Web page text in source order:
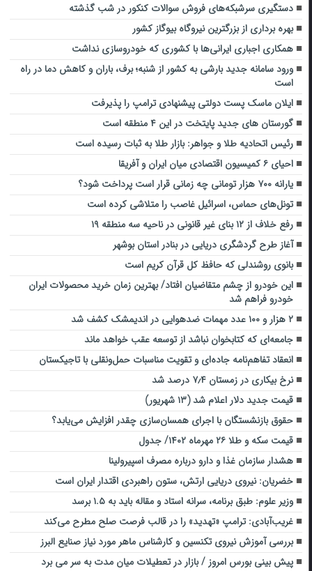
دستگیری سرشبکه‌های فروش سوالات کنکور در شب گذشته
بهره برداری از بزرگترین نیروگاه بیوگاز کشور
همکاری اجباری ایرانی‌ها با کشوری که خودروسازی نداشت
ورود سامانه جدید بارشی به کشور از شنبه؛ برف، باران و کاهش دما در راه
است
ایلان ماسک پست دولتی پیشنهادی ترامپ را پذیرفت
گورستان های جدید پایتخت در این ۴ منطقه است
رئیس اتحادیه طلا و جواهر: بازار طلا به ثبات رسیده است
احیای ۶ کمیسیون اقتصادی میان ایران و آفریقا
یارانه ۷۰۰ هزار تومانی چه زمانی قرار است پرداخت شود؟
تونل‌های حماس، اسرائیل غاصب را متلاشی کرده است
رفع خلاف از ۱۲ بنای غیر قانونی در ناحیه سه منطقه ۱۹
آغاز طرح گردشگری دریایی در بنادر استان بوشهر
بانوی روشندلی که حافظ کل قرآن کریم است
این خودرو از چشم متقاضیان افتاد/ بهترین زمان خرید محصولات ایران
خودرو فراهم شد
۲ هزار و ۱۰۰ عدد مهمات ضدهوایی در اندیمشک کشف شد
جامعه‌ای که کتابخوان نباشد از توسعه عقب خواهد ماند
انعقاد تفاهم‌نامه جاده‌ای و تقویت مناسبات حمل‌ونقلی با تاجیکستان
نرخ بیکاری در زمستان ۷٫۴ درصد شد
قیمت جدید دلار اعلام شد (۱۳ شهریور)
حقوق بازنشستگان با اجرای همسان‌سازی چقدر افزایش می‌یابد؟
قیمت سکه و طلا ۲۶ مهرماه ۱۴۰۲/ جدول
هشدار سازمان غذا و دارو درباره مصرف اسپیرولینا
خضریان: نیروی دریایی ارتش، ستون راهبردی اقتدار ایران است
وزیر علوم: طبق برنامه، سرانه استاد و مقاله باید به ۱.۵ برسد
غریب‌آبادی: ترامپ «تهدید» را در قالب فرصت صلح مطرح می‌کند
بررسی آموزش نیروی تکنسین و کارشناس ماهر مورد نیاز صنایع البرز
پیش بینی بورس امروز / بازار در تعطیلات میان مدت به سر می برد